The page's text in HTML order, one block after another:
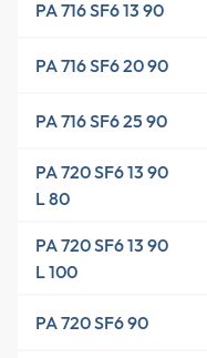
PA 716 SF6 13 90
PA 716 SF6 20 90
PA 716 SF6 25 90
PA 720 SF6 13 90
L 80
PA 720 SF6 13 90
L 100
PA 720 SF6 90